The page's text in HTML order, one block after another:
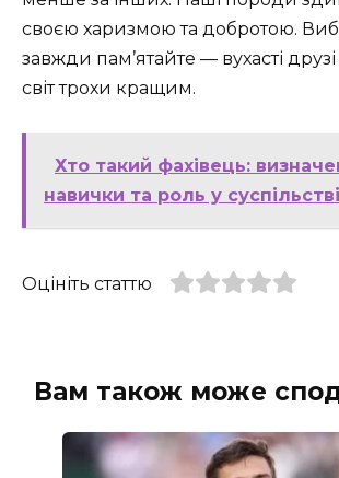
своєю харизмою та добротою.
завжди пам’ятайте — вухасті
світ трохи кращим.
Хто такий фахівець:
навички та роль у суспільстві
Оцініть статтю
Вам також може